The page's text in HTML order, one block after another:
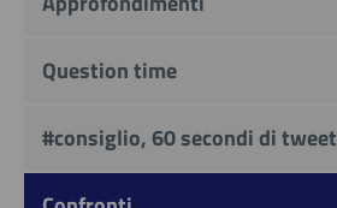
Question time
#consiglio, 60 secondi di tweet